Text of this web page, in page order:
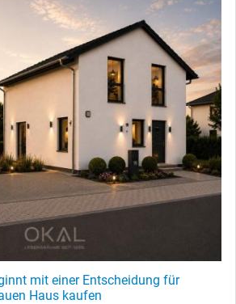
mit einer Entscheidung für
Haus kaufen